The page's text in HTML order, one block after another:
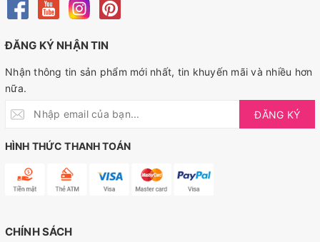
ĐĂNG KÝ NHẬN TIN
Nhận thông tin sản phẩm mới nhất, tin khuyến mãi và nhiều hơn
nữa.
ĐĂNG KÝ
HÌNH THỨC THANH TOÁN
CHÍNH SÁCH